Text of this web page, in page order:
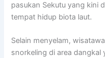
pasukan Sekutu yang kini
tempat hidup biota laut.
Selain menyelam,
snorkeling di area dangkal